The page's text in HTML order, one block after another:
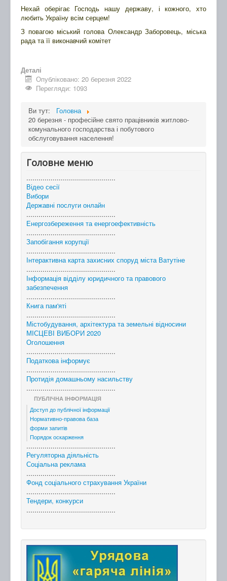
Нехай оберігає Господь нашу державу, і кожного, хто
любить Україну всім серцем!
З повагою міський голова Олександр Заборовець, міська
рада та її виконавчий комітет
Деталі
Опубліковано: 20 березня 2022
Перегляди: 1093
Ви тут:
Головна
20 березня - професійне свято працівників житлово-
комунального господарства і побутового
обслуговування населення!
Головне меню
............................................
Відео сесії
Вибори
Державні послуги онлайн
............................................
Енергозбереження та енергоефективність
............................................
Запобігання корупції
............................................
Інтерактивна карта захисних споруд міста Ватутіне
............................................
Інформація відділу юридичного та правового
забезпечення
............................................
Книга пам'яті
............................................
Містобудування, архітектура та земельні відносини
МІСЦЕВІ ВИБОРИ 2020
Оголошення
............................................
Податкова інформує
............................................
Протидія домашньому насильству
............................................
ПУБЛІЧНА ІНФОРМАЦІЯ
Доступ до публічної інформації
Нормативно-правова база
форми запитів
Порядок оскарження
............................................
Регуляторна діяльність
Соціальна реклама
............................................
Фонд соціального страхування України
............................................
Тендери, конкурси
............................................